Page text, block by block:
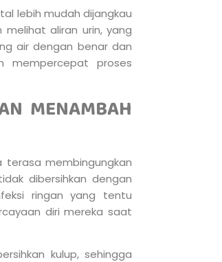
lebih mudah dijangkau
melihat aliran urin, yang
air dengan benar dan
mempercepat proses
MENAMBAH
terasa membingungkan
dibersihkan dengan
ringan yang tentu
diri mereka saat
kulup, sehingga